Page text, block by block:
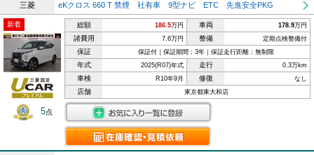
三菱 eKクロス 660 T 禁煙 社有車 9型ナビ ETC 先進安全PKG
新着
5点
総額 186.5万円 車両 178.9万円
諸費用 7.6万円 整備 定期点検整備付
保証 保証付｜保証期間：3年｜保証走行距離：無制限
年式 2025(R07)年式 走行 0.3万km
車検 R10年9月 修復 なし
店舗 東京都東大和店